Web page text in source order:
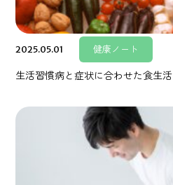
2025.05.01 健康ノート
生活習慣病と症状に合わせた食生活